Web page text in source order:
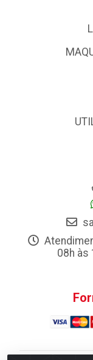
08h às